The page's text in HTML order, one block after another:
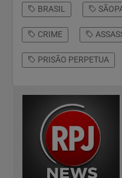
BRASIL
CRIME
PRISÃO PERPETUA